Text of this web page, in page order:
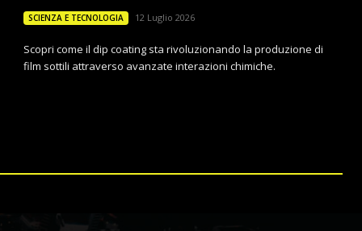
SCIENZA E TECNOLOGIA 12 Luglio 2026
Scopri come il dip coating sta rivoluzionando la produzione di
film sottili attraverso avanzate interazioni chimiche.